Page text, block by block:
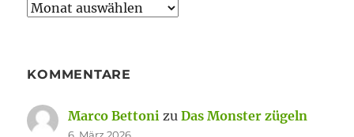
Archiv
KOMMENTARE
Marco Bettoni zuDas Monster zügeln